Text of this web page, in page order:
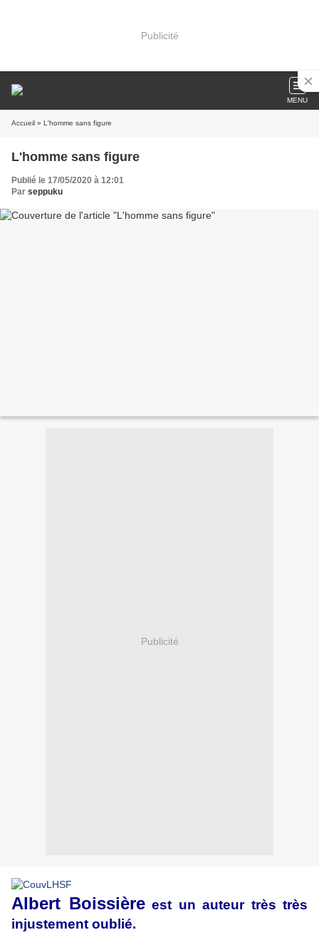
Publicité
MENU
Accueil » L'homme sans figure
L'homme sans figure
Publié le 17/05/2020 à 12:01
Par seppuku
Publicité
Albert Boissièreest un auteur très très
injustement oublié.